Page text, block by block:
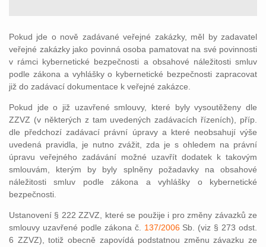
Pokud jde o nově zadávané veřejné zakázky, měl by zadavatel
veřejné zakázky jako povinná osoba pamatovat na své povinnosti
v rámci kybernetické bezpečnosti a obsahové náležitosti smluv
podle zákona a vyhlášky o kybernetické bezpečnosti zapracovat
již do zadávací dokumentace k veřejné zakázce.
Pokud jde o již uzavřené smlouvy, které byly vysoutěženy dle
ZZVZ (v některých z tam uvedených zadávacích řízeních), příp.
dle předchozí zadávací právní úpravy a které neobsahují výše
uvedená pravidla, je nutno zvážit, zda je s ohledem na právní
úpravu veřejného zadávání možné uzavřít dodatek k takovým
smlouvám, kterým by byly splněny požadavky na obsahové
náležitosti smluv podle zákona a vyhlášky o kybernetické
bezpečnosti.
Ustanovení § 222 ZZVZ, které se použije i pro změny závazků ze
smlouvy uzavřené podle zákona č. 137/2006Sb. (viz § 273 odst.
6 ZZVZ), totiž obecně zapovídá podstatnou změnu závazku ze